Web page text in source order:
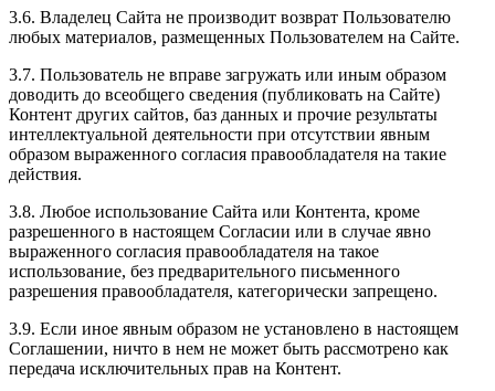
3.6. Владелец Сайта не производит возврат Пользователю
любых материалов, размещенных Пользователем на Сайте.
3.7. Пользователь не вправе загружать или иным образом
доводить до всеобщего сведения (публиковать на Сайте)
Контент других сайтов, баз данных и прочие результаты
интеллектуальной деятельности при отсутствии явным
образом выраженного согласия правообладателя на такие
действия.
3.8. Любое использование Сайта или Контента, кроме
разрешенного в настоящем Согласии или в случае явно
выраженного согласия правообладателя на такое
использование, без предварительного письменного
разрешения правообладателя, категорически запрещено.
3.9. Если иное явным образом не установлено в настоящем
Соглашении, ничто в нем не может быть рассмотрено как
передача исключительных прав на Контент.